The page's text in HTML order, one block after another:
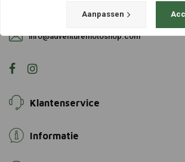
+31 85 06 06 06 5
info@adventuremotoshop.com
Klantenservice
Informatie
Aanpassen